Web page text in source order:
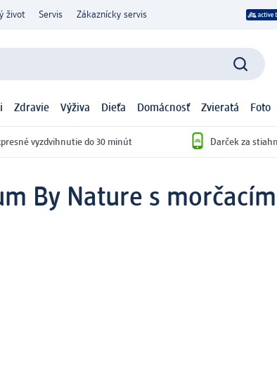
život Servis Zákaznícky servis
Zdravie Výživa Dieťa Domácnosť Zvieratá Foto
vyzdvihnutie do 30 minút Darček za
By Nature s